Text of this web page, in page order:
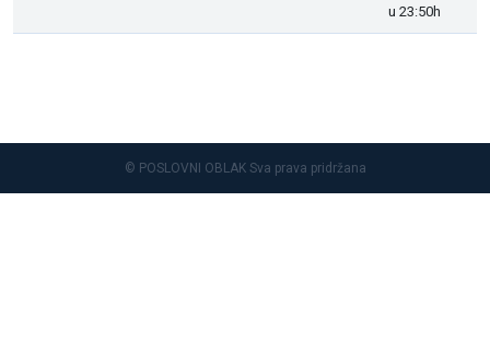
u 23:50h
© POSLOVNI OBLAK Sva prava pridržana